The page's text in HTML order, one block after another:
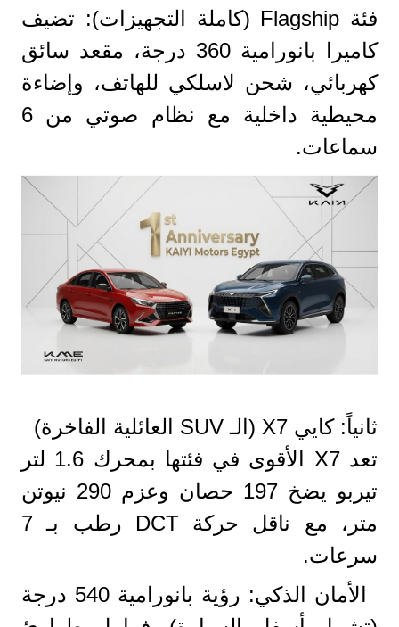
فئة Flagship (كاملة التجهيزات): تضيف
كاميرا بانورامية 360 درجة، مقعد سائق
كهربائي، شحن لاسلكي للهاتف، وإضاءة
محيطية داخلية مع نظام صوتي من 6
سماعات.
ثانياً: كايي X7 (الـ SUV العائلية الفاخرة)
تعد X7 الأقوى في فئتها بمحرك 1.6 لتر
تيربو يضخ 197 حصان وعزم 290 نيوتن
متر، مع ناقل حركة DCT رطب بـ 7
سرعات.
الأمان الذكي: رؤية بانورامية 540 درجة